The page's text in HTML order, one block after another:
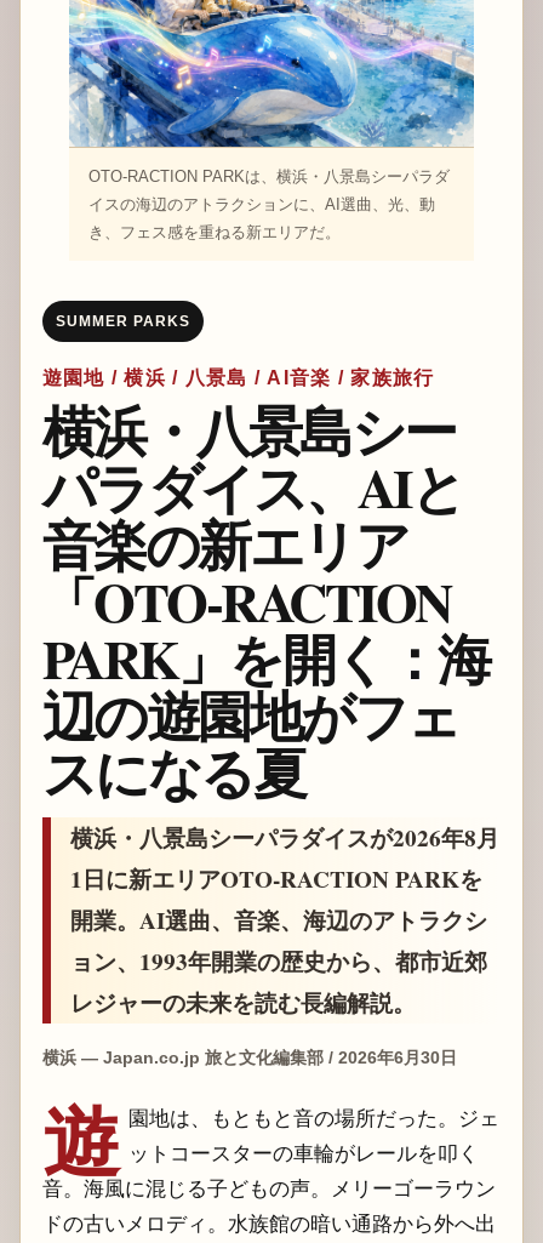
OTO-RACTION PARKは、横浜・八景島シーパラダ
イスの海辺のアトラクションに、AI選曲、光、動
き、フェス感を重ねる新エリアだ。
SUMMER PARKS
遊園地 / 横浜 / 八景島 / AI音楽 / 家族旅行
横浜・八景島シー
パラダイス、AIと
音楽の新エリア
「OTO-RACTION
PARK」を開く：海
辺の遊園地がフェ
スになる夏
横浜・八景島シーパラダイスが2026年8月
1日に新エリアOTO-RACTION PARKを
開業。AI選曲、音楽、海辺のアトラクシ
ョン、1993年開業の歴史から、都市近郊
レジャーの未来を読む長編解説。
横浜 — Japan.co.jp 旅と文化編集部 / 2026年6月30日
遊 園地は、もともと音の場所だった。ジェ
ットコースターの車輪がレールを叩く
音。海風に混じる子どもの声。メリーゴーラウン
ドの古いメロディ。水族館の暗い通路から外へ出